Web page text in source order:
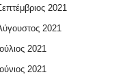
2021
2021
2021
2021